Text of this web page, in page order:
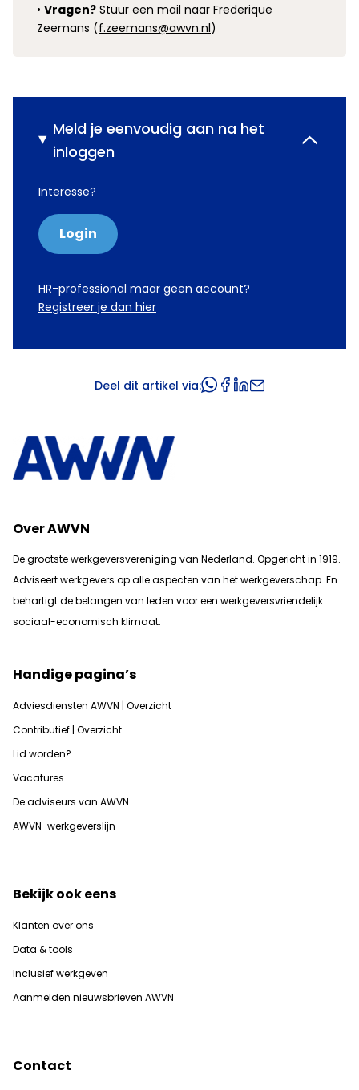
• Vragen? Stuur een mail naar Frederique
Zeemans (f.zeemans@awvn.nl)
Meld je eenvoudig aan na het
inloggen
Interesse?
Login
HR-professional maar geen account?
Registreer je dan hier
Deel dit artikel via:
Over AWVN
De grootste werkgeversvereniging van Nederland. Opgericht in 1919.
Adviseert werkgevers op alle aspecten van het werkgeverschap. En
behartigt de belangen van leden voor een werkgeversvriendelijk
sociaal-economisch klimaat.
Handige pagina’s
Adviesdiensten AWVN | Overzicht
Contributief | Overzicht
Lid worden?
Vacatures
De adviseurs van AWVN
AWVN-werkgeverslijn
Bekijk ook eens
Klanten over ons
Data & tools
Inclusief werkgeven
Aanmelden nieuwsbrieven AWVN
Contact